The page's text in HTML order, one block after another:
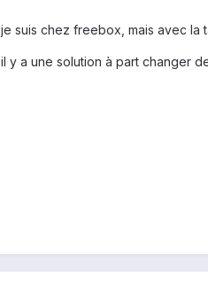
je suis chez freebox, mais avec la
il y a une solution à part changer